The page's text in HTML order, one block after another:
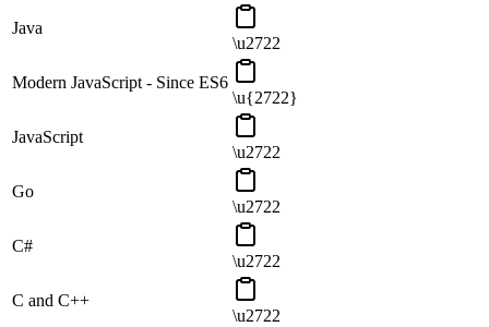
Java
\u2722
Modern JavaScript - Since ES6
\u{2722}
JavaScript
\u2722
Go
\u2722
C#
\u2722
C and C++
\u2722